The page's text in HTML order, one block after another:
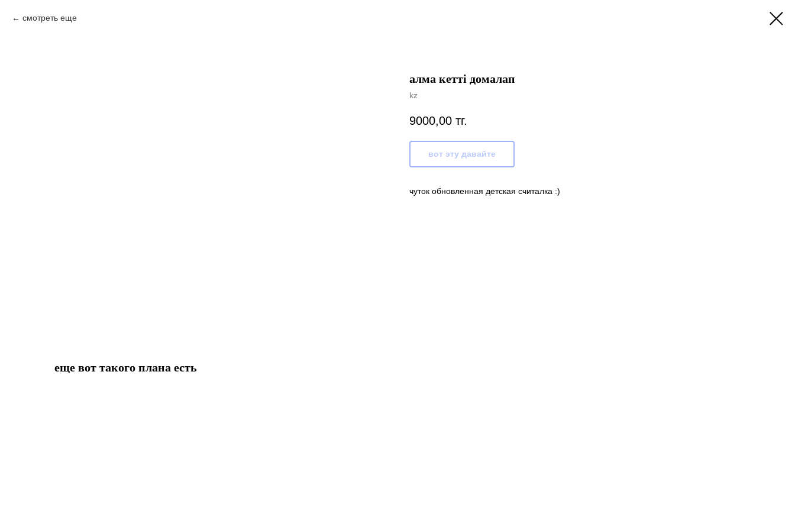
смотреть еще
алма кетті домалап
kz
9000,00 тг.
вот эту давайте
чуток обновленная детская считалка :)
еще вот такого плана есть